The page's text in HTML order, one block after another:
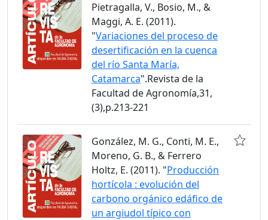
Pietragalla, V., Bosio, M., &
Maggi, A. E. (2011).
"Variaciones del proceso de
desertificación en la cuenca
del río Santa María,
Catamarca".Revista de la
Facultad de Agronomía,31,
(3),p.213-221
González, M. G., Conti, M. E.,
Moreno, G. B., & Ferrero
Holtz, E. (2011). "Producción
hortícola : evolución del
carbono orgánico edáfico de
un argiudol típico con